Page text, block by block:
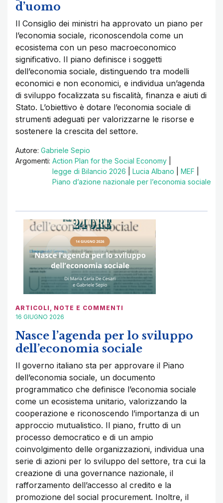
d’uomo
Il Consiglio dei ministri ha approvato un piano per
l’economia sociale, riconoscendola come un
ecosistema con un peso macroeconomico
significativo. Il piano definisce i soggetti
dell’economia sociale, distinguendo tra modelli
economici e non economici, e individua un’agenda
di sviluppo focalizzata su fiscalità, finanza e aiuti di
Stato. L’obiettivo è dotare l’economia sociale di
strumenti adeguati per valorizzarne le risorse e
sostenere la crescita del settore.
Autore: Gabriele Sepio
Argomenti: Action Plan for the Social Economy
legge di Bilancio 2026
Lucia Albano MEF
Piano d’azione nazionale per l’economia sociale
ARTICOLI , NOTE E COMMENTI
16 GIUGNO 2026
Nasce l’agenda per lo sviluppo
dell’economia sociale
Il governo italiano sta per approvare il Piano
dell’economia sociale, un documento
programmatico che definisce l’economia sociale
come un ecosistema unitario, valorizzando la
cooperazione e riconoscendo l’importanza di un
approccio mutualistico. Il piano, frutto di un
processo democratico e di un ampio
coinvolgimento delle organizzazioni, individua una
serie di azioni per lo sviluppo del settore, tra cui la
creazione di una governance nazionale, il
rafforzamento dell’accesso al credito e la
promozione del social procurement. Inoltre, il